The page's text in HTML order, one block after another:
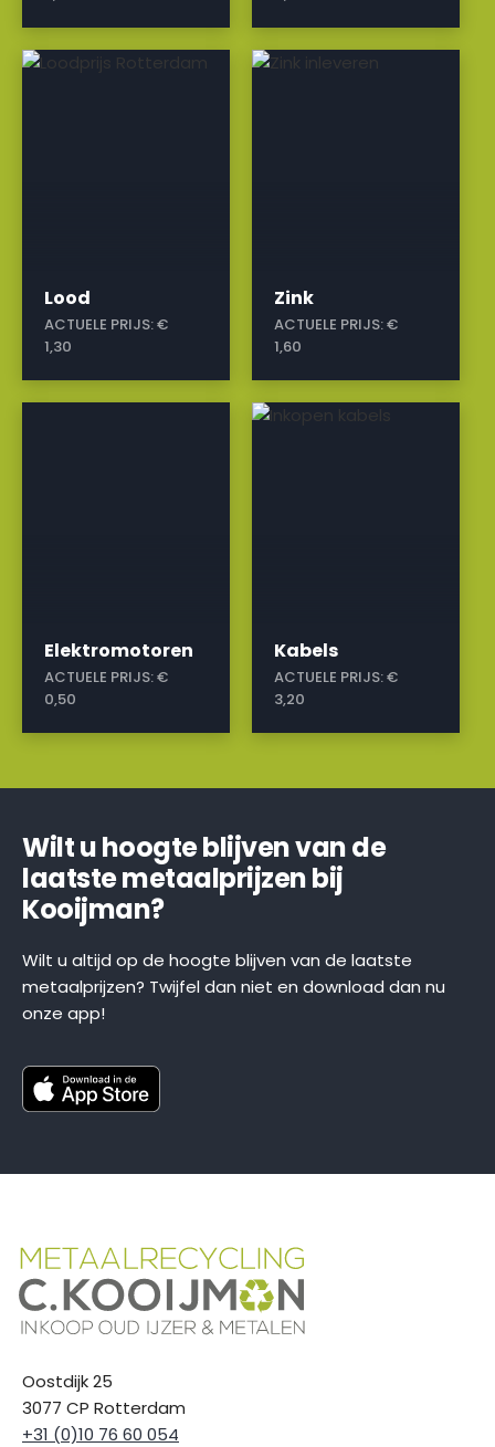
Lood
ACTUELE PRIJS:€
1,30
a
Zink
ACTUELE PRIJS:€
1,60
a
Elektromotoren
ACTUELE PRIJS:€
0,50
Kabels
ACTUELE PRIJS:€
3,20
a
Wilt u hoogte blijven van de
laatste metaalprijzen bij
Kooijman?
Wilt u altijd op de hoogte blijven van de laatste
metaalprijzen? Twijfel dan niet en download dan nu
onze app!
Oostdijk 25
3077 CP Rotterdam
+31 (0)10 76 60 054